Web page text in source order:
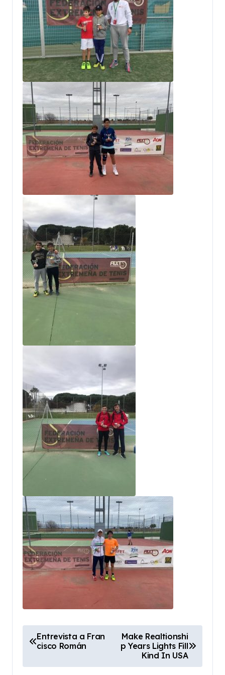
v
Entrevista a Fran
cisco Román
Make Realtionshi
p Years Lights Fill
Kind In USA